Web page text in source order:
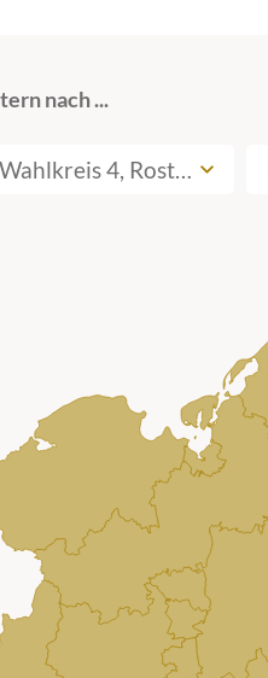
nach ...
Wahlkreis 4, Rostock I